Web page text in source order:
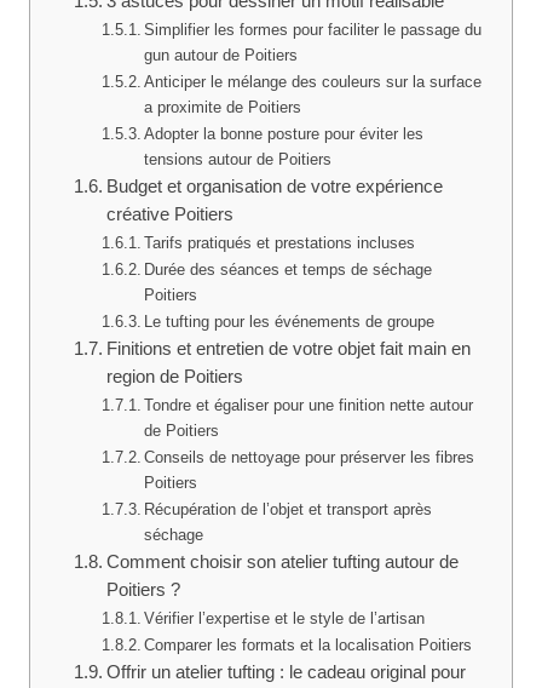
Simplifier les formes pour faciliter le passage du
gun autour de Poitiers
Anticiper le mélange des couleurs sur la surface
a proximite de Poitiers
Adopter la bonne posture pour éviter les
tensions autour de Poitiers
Budget et organisation de votre expérience
créative Poitiers
Tarifs pratiqués et prestations incluses
Durée des séances et temps de séchage
Poitiers
Le tufting pour les événements de groupe
Finitions et entretien de votre objet fait main en
region de Poitiers
Tondre et égaliser pour une finition nette autour
de Poitiers
Conseils de nettoyage pour préserver les fibres
Poitiers
Récupération de l’objet et transport après
séchage
Comment choisir son atelier tufting autour de
Poitiers ?
Vérifier l’expertise et le style de l’artisan
Comparer les formats et la localisation Poitiers
Offrir un atelier tufting : le cadeau original pour